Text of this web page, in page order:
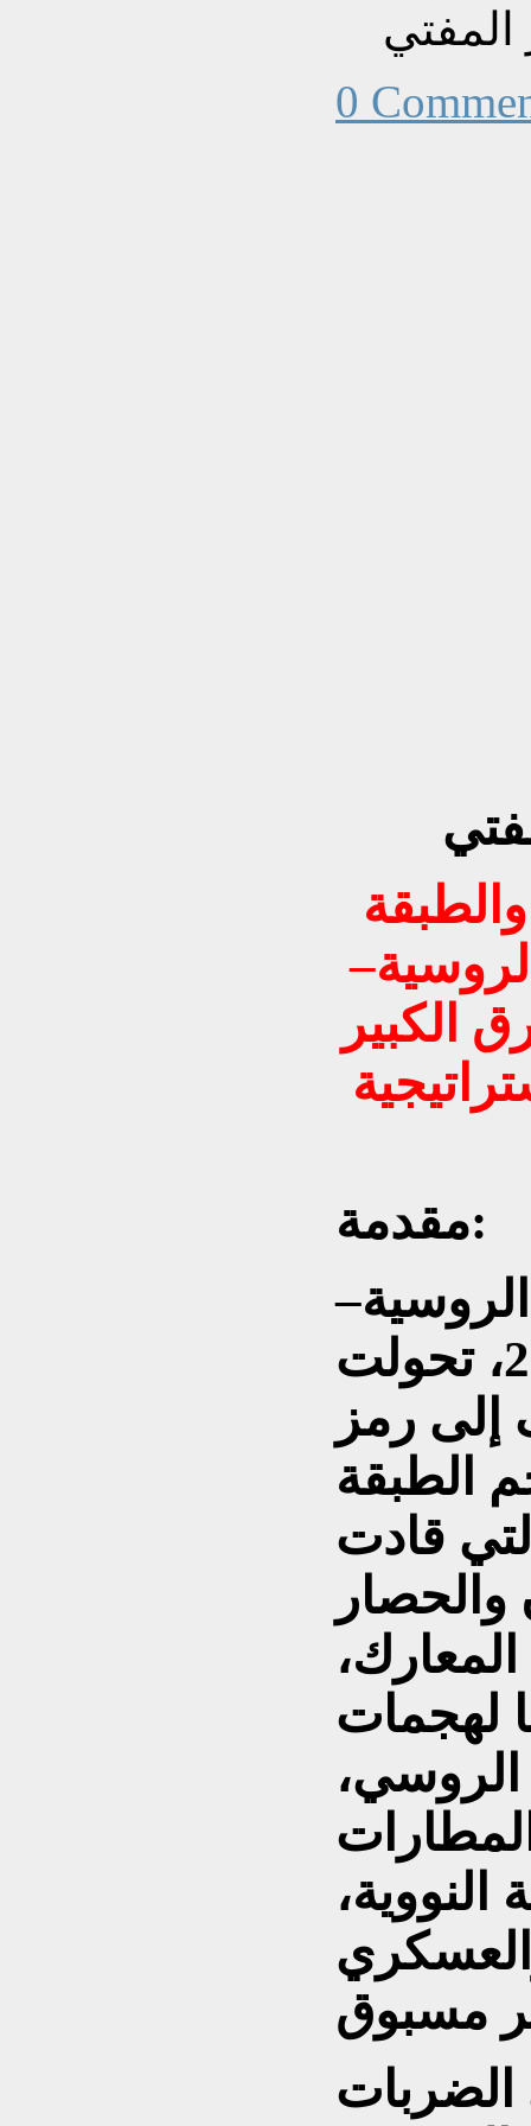
0
الكبير
مقدمة:
الأوكرانية في فبراير 2022، تحولت
إلى رمز
الطبقة
قادت
والحصار
لهجمات
النووية،
الضربات